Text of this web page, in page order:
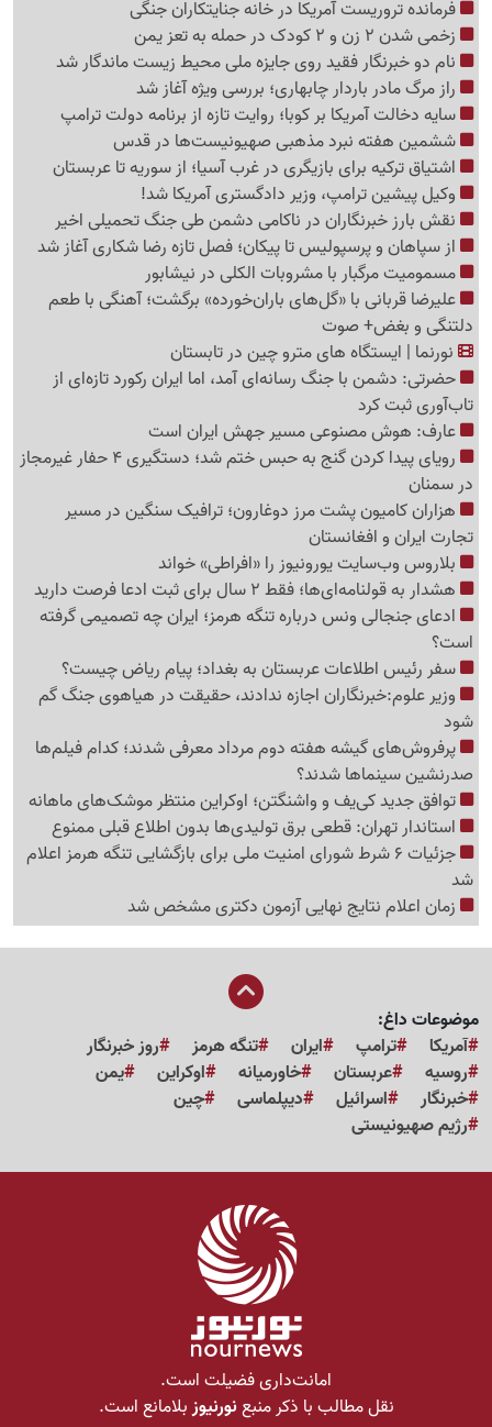
فرمانده تروریست آمریکا در خانه جنایتکاران جنگی
زخمی شدن 2 زن و 2 کودک در حمله به تعز یمن
نام دو خبرنگار فقید روی جایزه ملی محیط زیست ماندگار شد
راز مرگ مادر باردار چابهاری؛ بررسی ویژه آغاز شد
سایه دخالت آمریکا بر کوبا؛ روایت تازه از برنامه دولت ترامپ
ششمین هفته نبرد مذهبی صهیونیست‌ها در قدس
اشتیاق ترکیه برای بازیگری در غرب آسیا؛ از سوریه تا عربستان
وکیل پیشین ترامپ، وزیر دادگستری آمریکا شد!
نقش بارز خبرنگاران در ناکامی دشمن طی جنگ تحمیلی اخیر
از سپاهان و پرسپولیس تا پیکان؛ فصل تازه رضا شکاری آغاز شد
مسمومیت مرگبار با مشروبات الکلی در نیشابور
علیرضا قربانی با «گل‌های باران‌خورده» برگشت؛ آهنگی با طعم
دلتنگی و بغض+ صوت
نورنما | ایستگاه های مترو چین در تابستان
حضرتی: دشمن با جنگ رسانه‌ای آمد، اما ایران رکورد تازه‌ای از
تاب‌آوری ثبت کرد
عارف: هوش مصنوعی مسیر جهش ایران است
رویای پیدا کردن گنج به حبس ختم شد؛ دستگیری 4 حفار غیرمجاز
در سمنان
هزاران کامیون پشت مرز دوغارون؛ ترافیک سنگین در مسیر
تجارت ایران و افغانستان
بلاروس وب‌سایت یورونیوز را «افراطی» خواند
هشدار به قولنامه‌ای‌ها؛ فقط 2 سال برای ثبت ادعا فرصت دارید
ادعای جنجالی ونس درباره تنگه هرمز؛ ایران چه تصمیمی گرفته
است؟
سفر رئیس اطلاعات عربستان به بغداد؛ پیام ریاض چیست؟
وزیر علوم:خبرنگاران اجازه ندادند، حقیقت در هیاهوی جنگ گم
شود
پرفروش‌های گیشه هفته دوم مرداد معرفی شدند؛ کدام فیلم‌ها
صدرنشین سینماها شدند؟
توافق جدید کی‌یف و واشنگتن؛ اوکراین منتظر موشک‌های ماهانه
استاندار تهران: قطعی برق تولیدی‌ها بدون اطلاع قبلی ممنوع
جزئیات 6 شرط شورای امنیت ملی برای بازگشایی تنگه هرمز اعلام
شد
زمان اعلام نتایج نهایی آزمون دکتری مشخص شد
موضوعات داغ:
آمریکا
ترامپ ایران تنگه هرمز
روز خبرنگار
روسیه
عربستان خاورمیانه اوکراین
یمن
خبرنگار
اسرائیل دیپلماسی
چین
رژیم صهیونیستی
امانت‌داری فضیلت است.
نقل مطالب با ذکر منبعنورنیوزبلامانع است.